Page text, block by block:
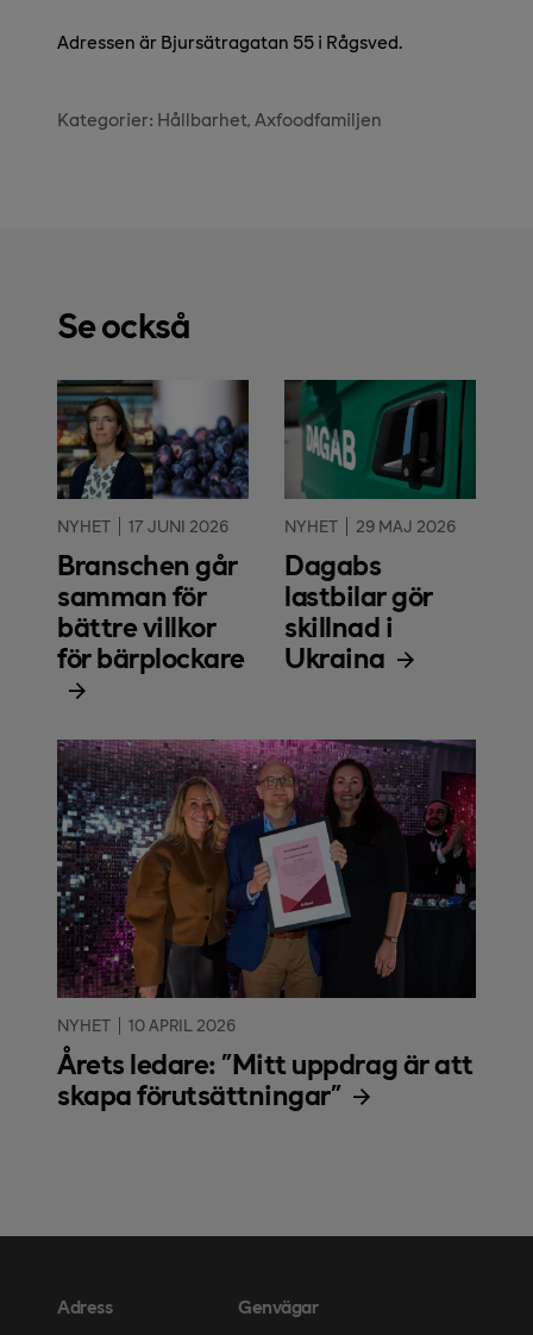
Adressen är Bjursätragatan 55 i Rågsved.
Kategorier: Hållbarhet Axfoodfamiljen
Se också
NYHET 17 JUNI 2026
Branschen går
samman för
bättre villkor
för bärplockare
NYHET 29 MAJ 2026
Dagabs
lastbilar gör
skillnad i
Ukraina
NYHET 10 APRIL 2026
Årets ledare: "Mitt uppdrag är att
skapa förutsättningar"
Adress Genvägar